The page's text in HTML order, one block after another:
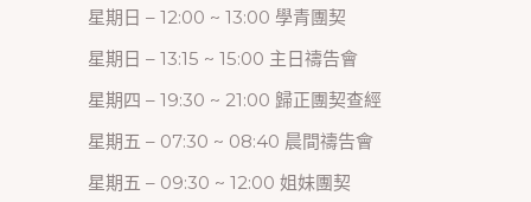
星期日 – 12:00 ~ 13:00 學青團契
星期日 – 13:15 ~ 15:00 主日禱告會
星期四 – 19:30 ~ 21:00 歸正團契查經
星期五 – 07:30 ~ 08:40 晨間禱告會
星期五 – 09:30 ~ 12:00 姐妹團契